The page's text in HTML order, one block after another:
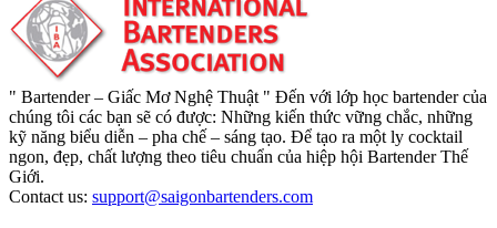
" Bartender – Giấc Mơ Nghệ Thuật " Đến với lớp học bartender của
chúng tôi các bạn sẽ có được: Những kiến thức vững chắc, những
kỹ năng biểu diễn – pha chế – sáng tạo. Để tạo ra một ly cocktail
ngon, đẹp, chất lượng theo tiêu chuẩn của hiệp hội Bartender Thế
Giới.
Contact us: support@saigonbartenders.com